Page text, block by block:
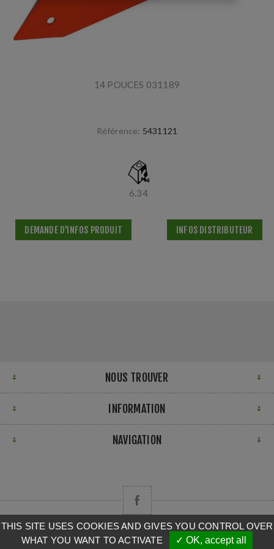
14 POUCES 031189
Référence: 5431121
6.34
DEMANDE D'INFOS PRODUIT INFOS DISTRIBUTEUR
NOUS TROUVER
INFORMATION
NAVIGATION
Copyright © 2026 CAMPA. Tous droits réservés.
THIS SITE USES COOKIES AND GIVES YOU CONTROL OVER
WHAT YOU WANT TO ACTIVATE
✓ OK, accept all